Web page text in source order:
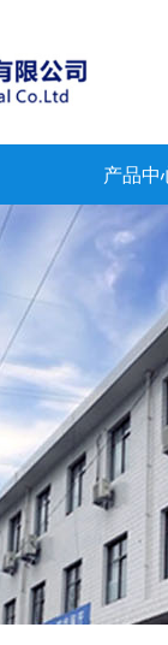
产品中